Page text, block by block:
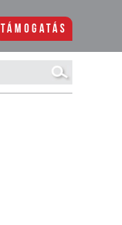
Támogatás